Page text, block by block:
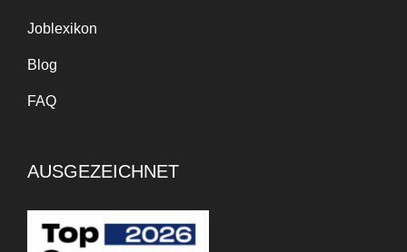
Joblexikon
Blog
FAQ
AUSGEZEICHNET